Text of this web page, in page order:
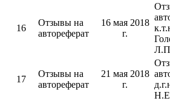
16
Отзывы на
автореферат
16 мая 2018
г.
17
Отзывы на
автореферат
21 мая 2018
г.